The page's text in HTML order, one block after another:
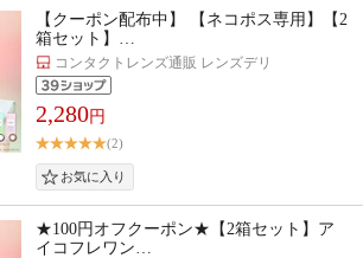
【クーポン配布中】 【ネコポス専用】【2
箱セット】…
コンタクトレンズ通販 レンズデリ
2,280円
(2)
★100円オフクーポン★【2箱セット】ア
イコフレワン…